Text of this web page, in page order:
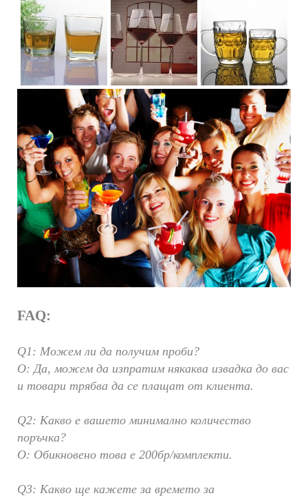
FAQ:
Q1: Можем ли да получим проби?
О: Да, можем да изпратим някаква извадка до вас
и товари трябва да се плащат от клиента.
Q2: Какво е вашето минимално количество
поръчка?
О: Обикновено това е 200бр/комплекти.
Q3: Какво ще кажете за времето за